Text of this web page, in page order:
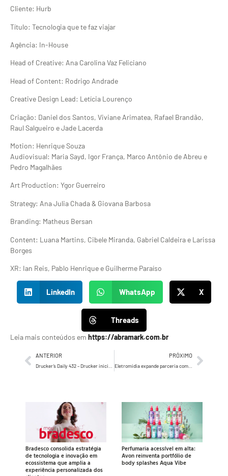
Cliente: Hurb
Título: Tecnologia que te faz viajar
Agência: In-House
Head of Creative: Ana Carolina Vaz Feliciano
Head of Content: Rodrigo Andrade
Creative Design Lead: Letícia Lourenço
Criação: Daniel dos Santos, Viviane Arimatea, Rafael Brandão,
Raul Salgueiro e Jade Lacerda
Motion: Henrique Souza
Audiovisual: Maria Sayd, Igor França, Marco Antônio de Abreu e
Pedro Magalhães
Art Production: Ygor Guerreiro
Strategy: Ana Julia Chada & Giovana Barbosa
Branding: Matheus Bersan
Content: Luana Martins, Cibele Miranda, Gabriel Caldeira e Larissa
Borges
XR: Ian Reis, Pablo Henrique e Guilherme Paraíso
LinkedIn WhatsApp X
Threads
Leia mais conteúdos em https://abramark.com.br
ANTERIOR PRÓXIMO
Eletromidia expande parceria com a Tembici e leva conteúdo para mais 4 capitais
Bradesco consolida estratégia
de tecnologia e inovação em
ecossistema que amplia a
experiência personalizada dos
Perfumaria acessível em alta:
Avon reinventa portfólio de
body splashes Aqua Vibe